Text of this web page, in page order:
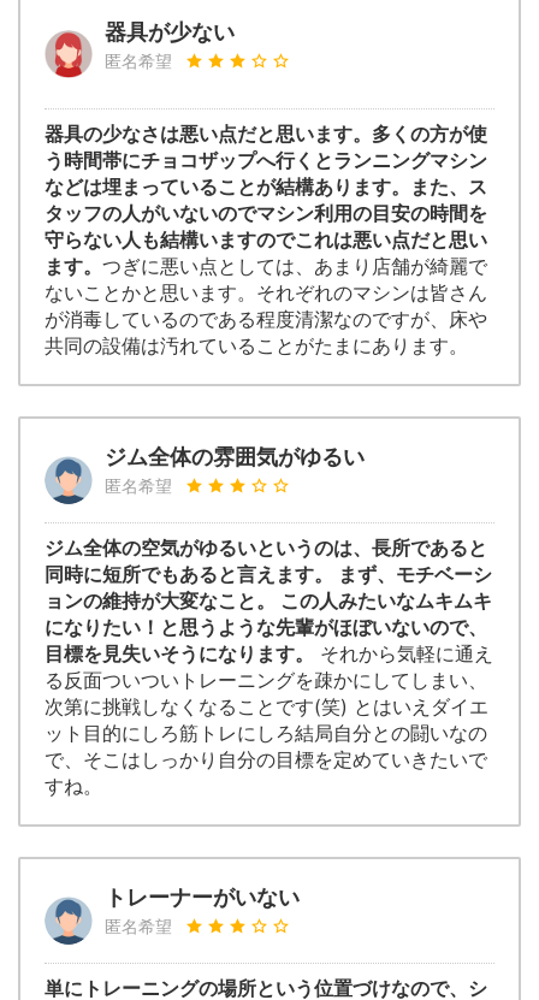
器具が少ない
匿名希望
器具の少なさは悪い点だと思います。多くの方が使
う時間帯にチョコザップへ行くとランニングマシン
などは埋まっていることが結構あります。また、ス
タッフの人がいないのでマシン利用の目安の時間を
守らない人も結構いますのでこれは悪い点だと思い
ます。 つぎに悪い点としては、あまり店舗が綺麗で
ないことかと思います。それぞれのマシンは皆さん
が消毒しているのである程度清潔なのですが、床や
共同の設備は汚れていることがたまにあります。
ジム全体の雰囲気がゆるい
匿名希望
ジム全体の空気がゆるいというのは、長所であると
同時に短所でもあると言えます。 まず、モチベーシ
ョンの維持が大変なこと。 この人みたいなムキムキ
になりたい！と思うような先輩がほぼいないので、
目標を見失いそうになります。
それから気軽に通え
る反面ついついトレーニングを疎かにしてしまい、
次第に挑戦しなくなることです(笑) とはいえダイエ
ット目的にしろ筋トレにしろ結局自分との闘いなの
で、そこはしっかり自分の目標を定めていきたいで
すね。
トレーナーがいない
匿名希望
単にトレーニングの場所という位置づけなので、シ